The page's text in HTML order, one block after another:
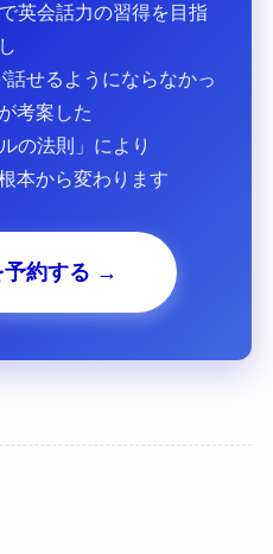
英会話力の習得を目指
し
せるようにならなかっ
考案した
の法則」により
本から変わります
予約する →